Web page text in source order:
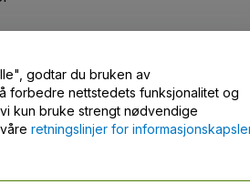
oss
godtar du bruken av
forbedre nettstedets funksjonalitet og
kun bruke strengt nødvendige
retningslinjer for